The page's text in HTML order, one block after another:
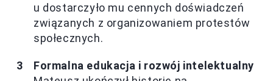
u dostarczyło mu cennych doświadczeń
związanych z organizowaniem protestów
społecznych.
Formalna edukacja i rozwój intelektualny